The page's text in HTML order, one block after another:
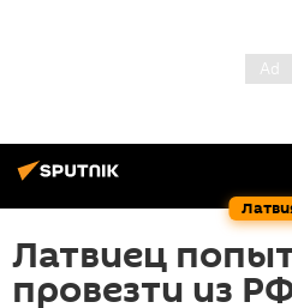
Латвиец
провезти из